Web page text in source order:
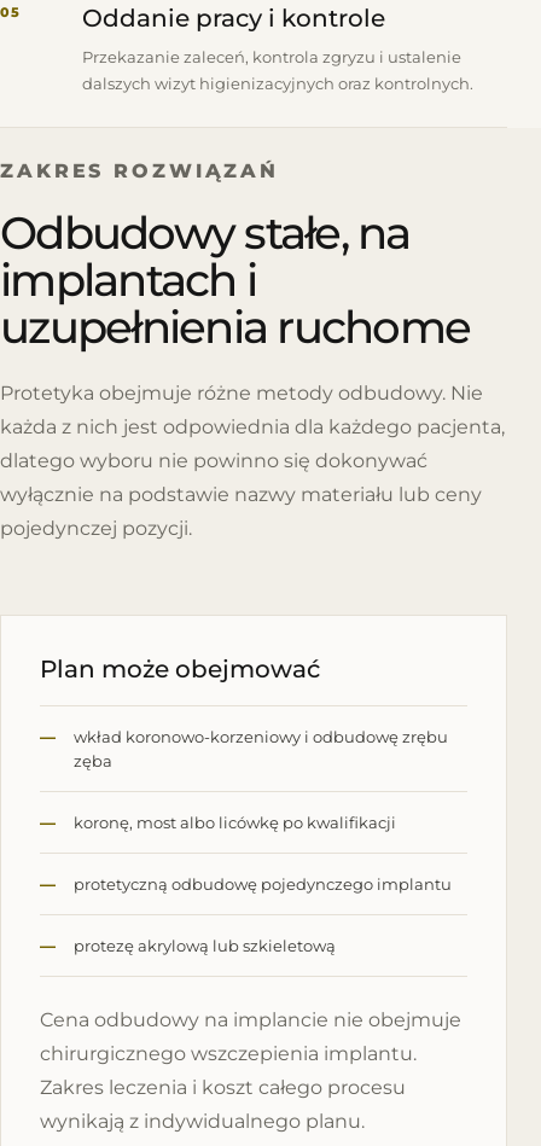
05 Oddanie pracy i kontrole
Przekazanie zaleceń, kontrola zgryzu i ustalenie
dalszych wizyt higienizacyjnych oraz kontrolnych.
ZAKRES ROZWIĄZAŃ
Odbudowy stałe, na
implantach i
uzupełnienia ruchome
Protetyka obejmuje różne metody odbudowy. Nie
każda z nich jest odpowiednia dla każdego pacjenta,
dlatego wyboru nie powinno się dokonywać
wyłącznie na podstawie nazwy materiału lub ceny
pojedynczej pozycji.
Plan może obejmować
wkład koronowo-korzeniowy i odbudowę zrębu
zęba
koronę, most albo licówkę po kwalifikacji
protetyczną odbudowę pojedynczego implantu
protezę akrylową lub szkieletową
Cena odbudowy na implancie nie obejmuje
chirurgicznego wszczepienia implantu.
Zakres leczenia i koszt całego procesu
wynikają z indywidualnego planu.